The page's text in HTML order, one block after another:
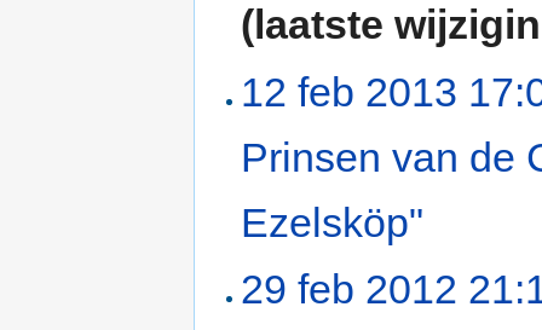
(laatste
12 feb 2013
Prinsen van de
Ezelsköp"
29 feb 2012